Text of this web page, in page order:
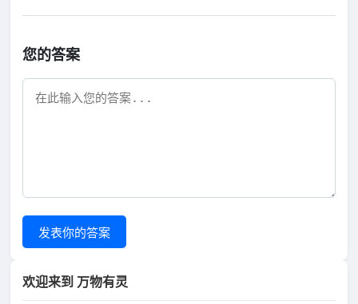
您的答案
发表你的答案
欢迎来到 万物有灵